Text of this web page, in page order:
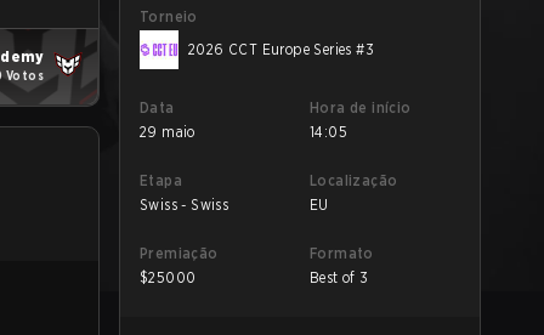
Votos
Torneio
2026 CCT Europe Series #3
Data
29 maio
Hora de início
14:05
Etapa
Swiss - Swiss
Localização
EU
Premiação
$25000
Formato
Best of 3